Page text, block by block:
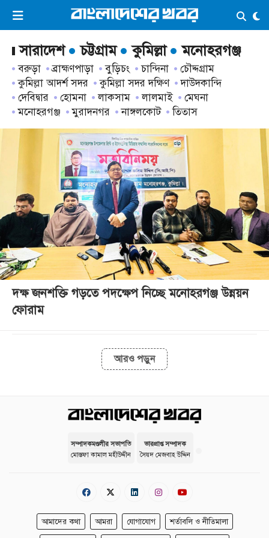
ভিডিও ই-পেপার লগইন ×
প্রচ্ছদ
সর্বশেষ
সব বিভাগ
আর্কাইভ
কনভার্টার
সারাদেশ চট্টগ্রাম কুমিল্লা মনোহরগঞ্জ
বরুড়া ব্রাহ্মণপাড়া বুড়িচং চান্দিনা
চৌদ্দগ্রাম
কুমিল্লা আদর্শ সদর
কুমিল্লা সদর দক্ষিণ
দাউদকান্দি
দেবিদ্বার
হোমনা লাকসাম লালমাই
মেঘনা
মনোহরগঞ্জ
মুরাদনগর নাঙ্গলকোট তিতাস
দক্ষ জনশক্তি গড়তে পদক্ষেপ নিচ্ছে মনোহরগঞ্জ উন্নয়ন
ফোরাম
আরও পড়ুন
সম্পাদকমণ্ডলীর সভাপতি
মোস্তফা কামাল মহীউদ্দীন
ভারপ্রাপ্ত সম্পাদক
সৈয়দ মেজবাহ উদ্দিন
আমাদের কথা আমরা যোগাযোগ শর্তাবলি ও নীতিমালা